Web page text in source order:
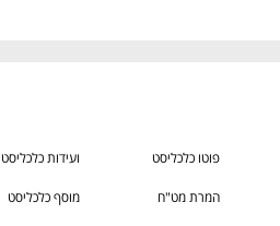
פוטו כלכליסט ועידות כלכליסט
המרת מט"ח מוסף כלכליסט